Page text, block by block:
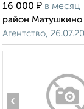
16 000 ₽ в месяц
район Матушкино
Агентство,
‹